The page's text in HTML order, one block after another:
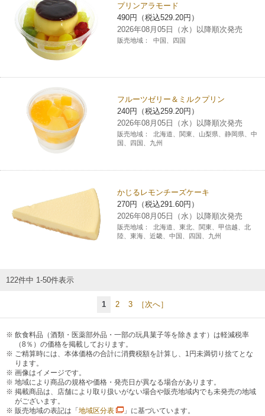
プリンアラモード
490円（税込529.20円）
2026年08月05日（水）以降順次発売
販売地域： 中国、四国
フルーツゼリー＆ミルクプリン
240円（税込259.20円）
2026年08月05日（水）以降順次発売
販売地域：
北海道、関東、山梨県、静岡県、中
国、四国、九州
かじるレモンチーズケーキ
270円（税込291.60円）
2026年08月05日（水）以降順次発売
販売地域：
北海道、東北、関東、甲信越、北
陸、東海、近畿、中国、四国、九州
122件中 1-50件表示
1 2 3 ［次へ］
飲食料品（酒類・医薬部外品・一部の玩具菓子等を除きます）は軽減税率
（8％）の価格を掲載しております。
ご精算時には、本体価格の合計に消費税額を計算し、1円未満切り捨てとな
ります。
画像はイメージです。
地域により商品の規格や価格・発売日が異なる場合があります。
掲載商品は、店舗により取り扱いがない場合や販売地域内でも未発売の地域
がございます。
販売地域の表記は「 地域区分表
」に基づいています。